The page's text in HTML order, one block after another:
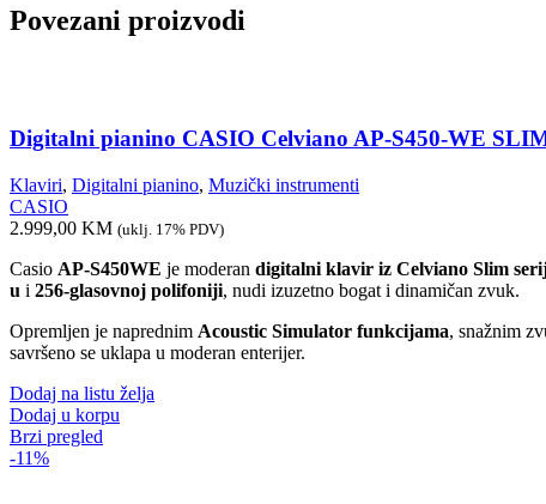
Povezani proizvodi
Digitalni pianino CASIO Celviano AP-S450-WE
Klaviri, Digitalni pianino, Muzički instrumenti
CASIO
2.999,00 KM (uklj. 17% PDV)
Casio AP-S450WE je moderan digitalni klavir iz Celviano Slim
u i 256-glasovnoj polifoniji, nudi izuzetno bogat i dinamičan zvuk.
Opremljen je naprednim Acoustic Simulator funkcijama, snažnim
savršeno se uklapa u moderan enterijer.
Dodaj na listu želja
Dodaj u korpu
Brzi pregled
-11%